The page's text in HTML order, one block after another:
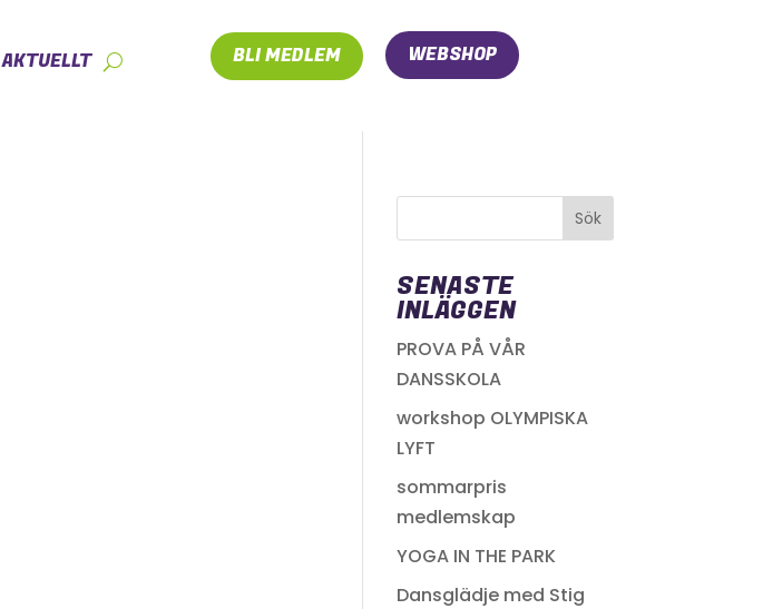
AKTUELLT BLI MEDLEM WEBSHOP
SENASTE
INLÄGGEN
PROVA PÅ VÅR
DANSSKOLA
workshop OLYMPISKA
LYFT
sommarpris
medlemskap
YOGA IN THE PARK
Dansglädje med Stig